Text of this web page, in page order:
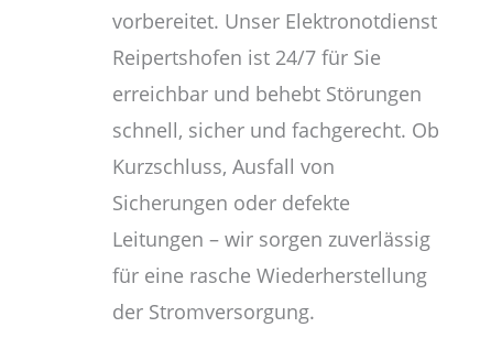
vorbereitet. Unser Elektronotdienst
Reipertshofen ist 24/7 für Sie
erreichbar und behebt Störungen
schnell, sicher und fachgerecht. Ob
Kurzschluss, Ausfall von
Sicherungen oder defekte
Leitungen – wir sorgen zuverlässig
für eine rasche Wiederherstellung
der Stromversorgung.